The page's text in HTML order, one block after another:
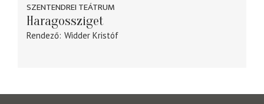
SZENTENDREI TEÁTRUM
Haragossziget
Rendező Widder Kristóf